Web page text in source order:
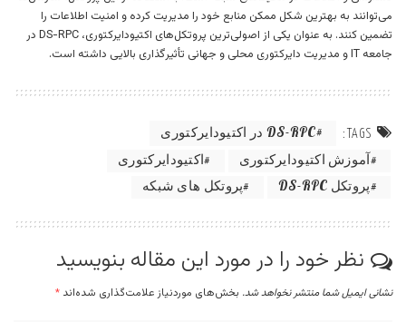
می‌توانند به بهترین شکل ممکن منابع خود را مدیریت کرده و امنیت اطلاعات را
تضمین کنند. به عنوان یکی از اصولی‌ترین پروتکل‌های اکتیودایرکتوری، DS-RPC در
جامعه IT و مدیریت دایرکتوری محلی و جهانی تأثیرگذاری بالایی داشته است.
TAGS:
DS-RPC در اکتیودایرکتوری
آموزش اکتیودایرکتوری
اکتیودایرکتوری
پروتکل DS-RPC
پروتکل های شبکه
نظر خود را در مورد این مقاله بنویسید
نشانی ایمیل شما منتشر نخواهد شد. بخش‌های موردنیاز علامت‌گذاری شده‌اند *